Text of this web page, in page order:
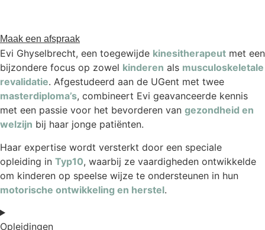
Maak een afspraak
Evi Ghyselbrecht, een toegewijde kinesitherapeut met een
bijzondere focus op zowel kinderen als musculoskeletale
revalidatie. Afgestudeerd aan de UGent met twee
masterdiploma’s, combineert Evi geavanceerde kennis
met een passie voor het bevorderen van gezondheid en
welzijn bij haar jonge patiënten.
Haar expertise wordt versterkt door een speciale
opleiding in Typ10, waarbij ze vaardigheden ontwikkelde
om kinderen op speelse wijze te ondersteunen in hun
motorische ontwikkeling en herstel.
Opleidingen